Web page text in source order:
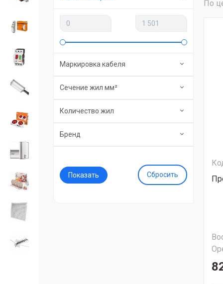
Маркировка кабеля
Сечение жил мм²
Количество жил
Бренд
Сбросить
По